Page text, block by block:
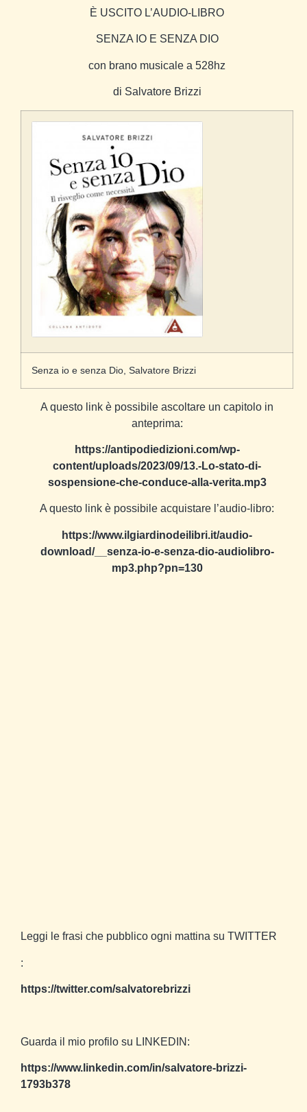
È USCITO L’AUDIO-LIBRO
SENZA IO E SENZA DIO
con brano musicale a 528hz
di Salvatore Brizzi
Senza io e senza Dio, Salvatore Brizzi
A questo link è possibile ascoltare un capitolo in
anteprima:
https://antipodiedizioni.com/wp-
content/uploads/2023/09/13.-Lo-stato-di-
sospensione-che-conduce-alla-verita.mp3
A questo link è possibile acquistare l’audio-libro:
https://www.ilgiardinodeilibri.it/audio-
download/__senza-io-e-senza-dio-audiolibro-
mp3.php?pn=130
Leggi le frasi che pubblico ogni mattina su TWITTER
:
https://twitter.com/salvatorebrizzi
Guarda il mio profilo su LINKEDIN:
https://www.linkedin.com/in/salvatore-brizzi-
1793b378